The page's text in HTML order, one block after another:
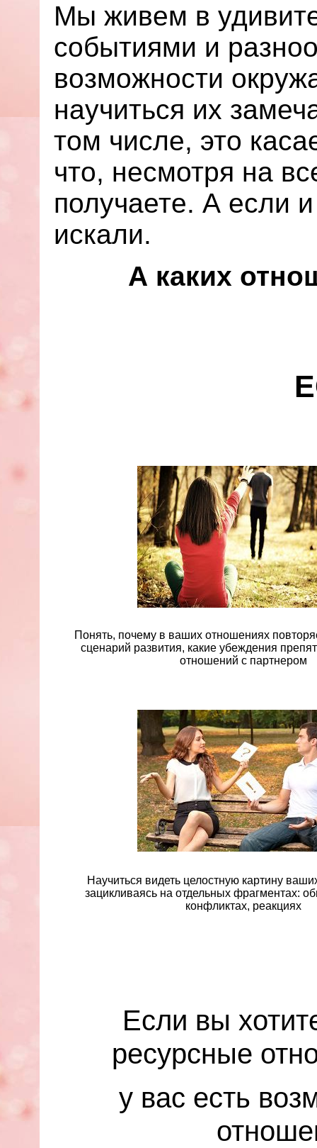
Мы живем в
событиями и
возможности
научиться их
том числе, это
что, несмотря на
получаете. А если
искали.
А каких
Понять, почему в ваших отношениях
сценарий развития, какие убеждения
отношений с партнером
Научиться видеть целостную картину
зацикливаясь на отдельных фрагментах:
конфликтах, реакциях
Если вы
ресурсные
у вас есть